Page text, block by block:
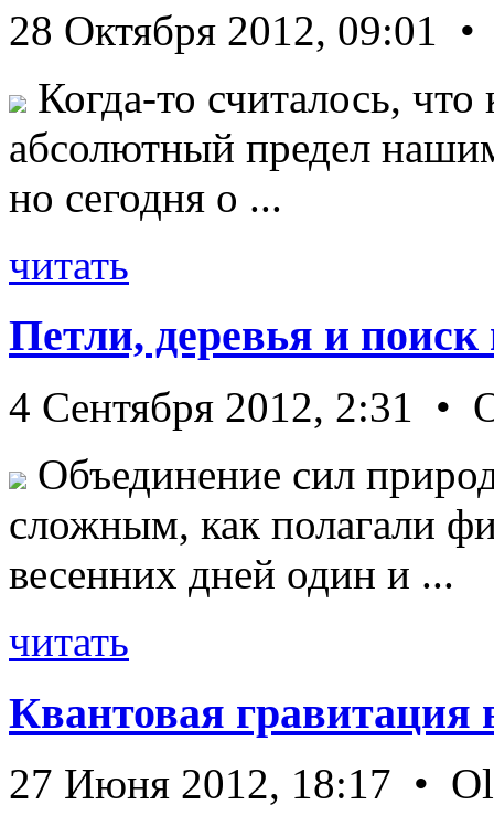
28 Октября 2012, 09:01
Когда-то считалось, что
абсолютный предел
но сегодня о ...
читать
Петли, деревья и
4 Сентября 2012, 2:31 •
Объединение сил
сложным, как полагали
весенних дней один и ...
читать
Квантовая гравитация
27 Июня 2012, 18:17 •